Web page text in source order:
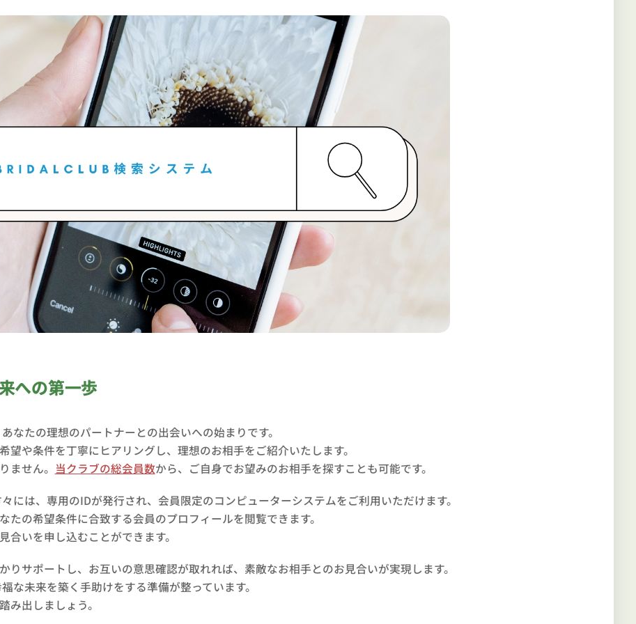
への第一歩
なたの理想のパートナーとの出会いへの始まりです。
望や条件を丁寧にヒアリングし、理想のお相手をご紹介いたします。
ません。 当クラブの総会員数から、ご自身でお望みのお相手を探すことも可能です。
には、専用のIDが発行され、会員限定のコンピューターシステムをご利用いただけます。
たの希望条件に合致する会員のプロフィールを閲覧できます。
合いを申し込むことができます。
りサポートし、お互いの意思確認が取れれば、素敵なお相手とのお見合いが実現します。
未来を築く手助けをする準備が整っています。
み出しましょう。